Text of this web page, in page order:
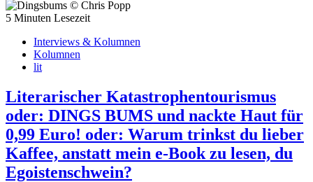
5 Minuten Lesezeit
Interviews & Kolumnen
Kolumnen
lit
Literarischer Katastrophentourismus
oder: DINGS BUMS und nackte Haut für
0,99 Euro! oder: Warum trinkst du lieber
Kaffee, anstatt mein e-Book zu lesen, du
Egoistenschwein?